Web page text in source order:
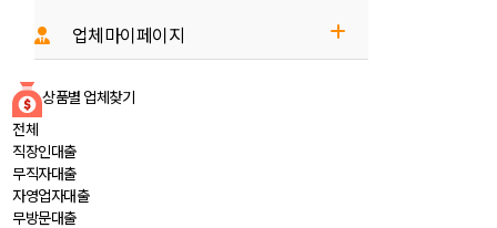
- 이용안내
- 금융소식
- 광고문의
업체마이페이지
상품별 업체찾기
전체
직장인대출
무직자대출
자영업자대출
무방문대출